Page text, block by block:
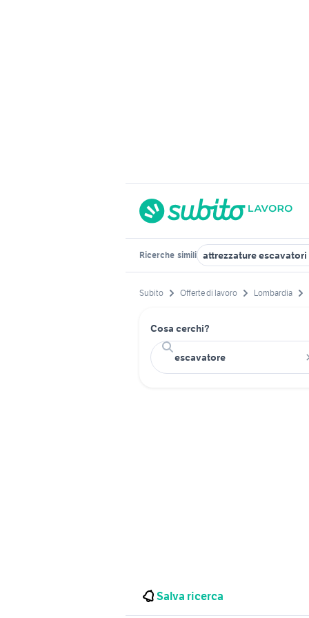
Ricerche simili attrezzature
Subito Offerte di lavoro Lombardia
Cosa cerchi?
Salva ricerca